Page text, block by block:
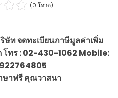
(0 โหวต)
ษัท จดทะเบียนภาษีมูลค่าเพิ่ม
โทร : 02-430-1062 Mobile:
ษาฟรี คุณวาสนา